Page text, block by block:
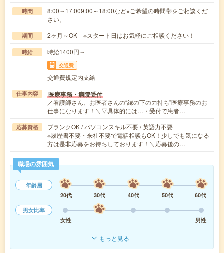
時間
8:00～17:009:00～18:00など※ご希望の時間帯をご相談くだ
さい。
期間 2ヶ月～OK ※スタート日はお気軽にご相談ください！
時給 時給1400円～
交通費
交通費規定内支給
仕事内容 医療事務・病院受付
／看護師さん、お医者さんの“縁の下の力持ち”医療事務のお
仕事になります！＼▽具体的には…・受付で患者…
応募資格
ブランクOK / パソコンスキル不要 / 英語力不要
※履歴書不要・来社不要で電話相談もOK！少しでも気になる
方は是非応募をお待ちしております！＼応募後の…
職場の雰囲気
年齢層
20代
30代 40代 50代
60代
男女比率
女性
男性
もっと見る